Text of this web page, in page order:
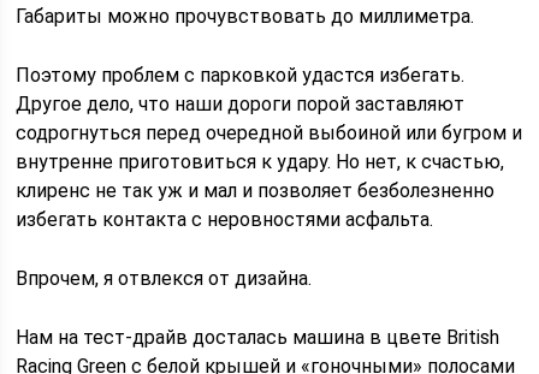
Габариты можно прочувствовать до миллиметра.
Поэтому проблем с парковкой удастся избегать.
Другое дело, что наши дороги порой заставляют
содрогнуться перед очередной выбоиной или бугром и
внутренне приготовиться к удару. Но нет, к счастью,
клиренс не так уж и мал и позволяет безболезненно
избегать контакта с неровностями асфальта.
Впрочем, я отвлекся от дизайна.
Нам на тест-драйв досталась машина в цвете British
Racing Green с белой крышей и «гоночными» полосами